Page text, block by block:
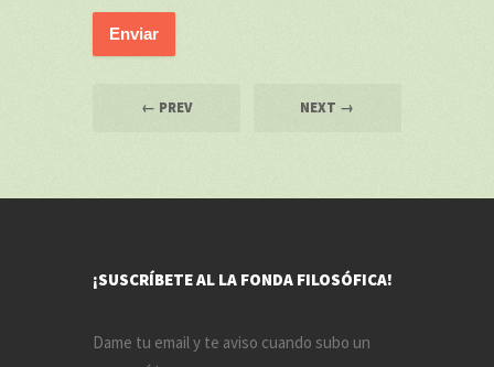
← PREV NEXT →
¡SUSCRÍBETE AL LA FONDA FILOSÓFICA!
Dame tu email y te aviso cuando subo un